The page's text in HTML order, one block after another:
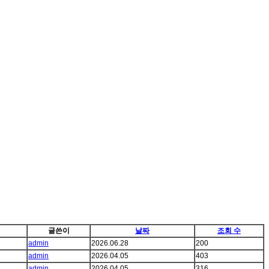
글쓴이 날짜
조회 수
admin
2026.06.28
200
admin
2026.04.05
403